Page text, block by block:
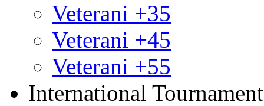
Veterani +35
Veterani +45
Veterani +55
International